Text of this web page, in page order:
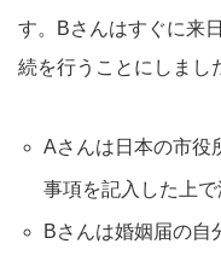
す。Bさんはすぐに来
続を行うことにしまし
Aさんは日本の市役
事項を記入した上で
Bさんは婚姻届の自